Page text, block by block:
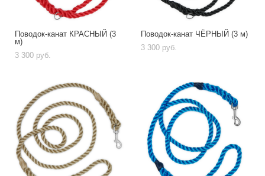
Поводок-канат КРАСНЫЙ (3
м)
3 300 pуб.
Поводок-канат ЧЁРНЫЙ (3 м)
3 300 pуб.